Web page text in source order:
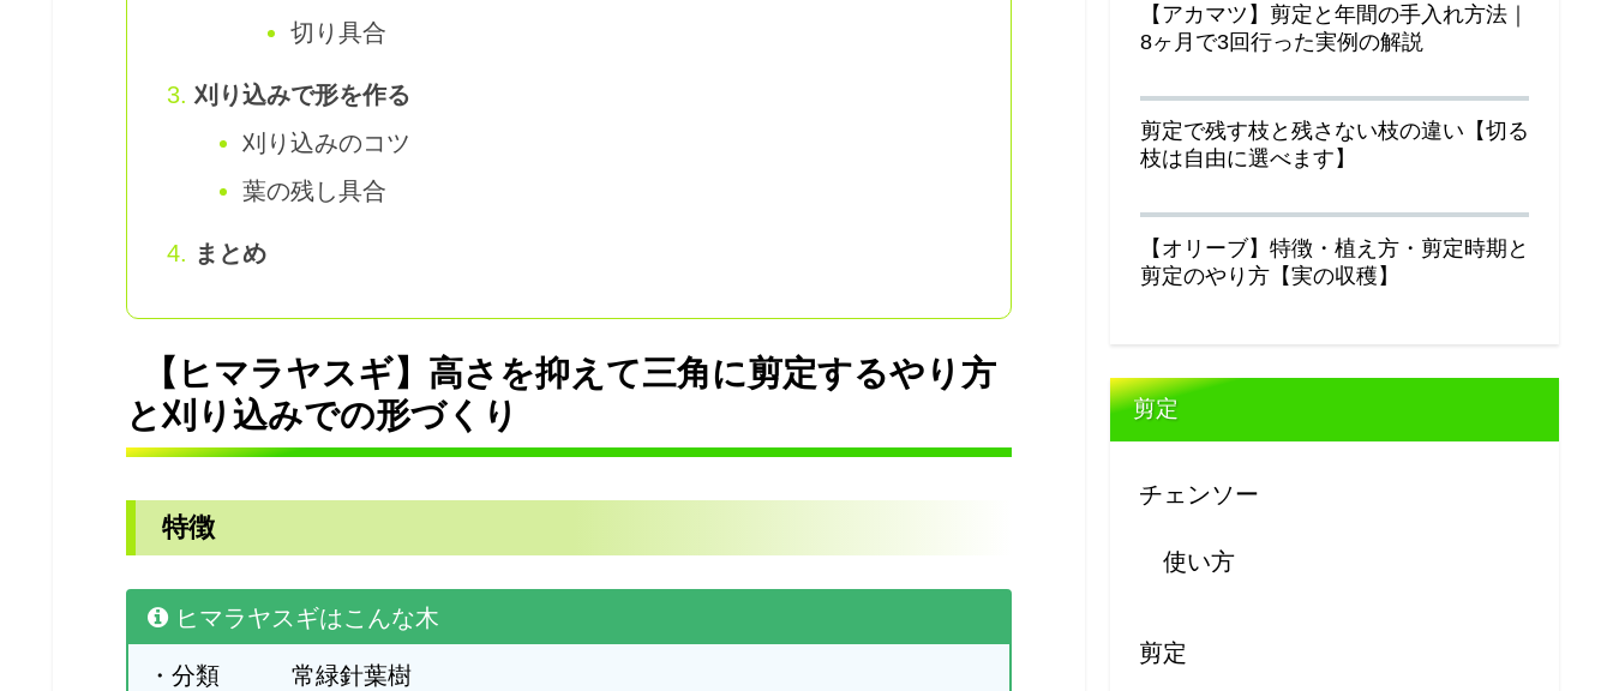
切り具合
刈り込みで形を作る
刈り込みのコツ
葉の残し具合
まとめ
【ヒマラヤスギ】高さを抑えて三角に剪定するやり方
と刈り込みでの形づくり
特徴
ヒマラヤスギはこんな木
・分類 常緑針葉樹
【アカマツ】剪定と年間の手入れ方法｜
8ヶ月で3回行った実例の解説
剪定で残す枝と残さない枝の違い【切る
枝は自由に選べます】
【オリーブ】特徴・植え方・剪定時期と
剪定のやり方【実の収穫】
剪定
チェンソー
使い方
剪定